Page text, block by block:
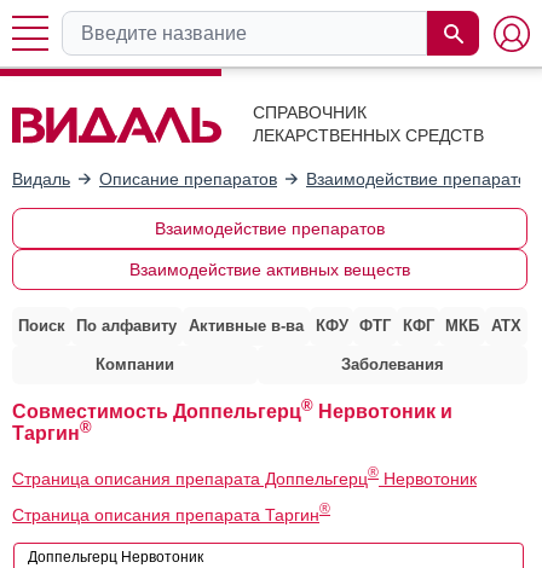
СПРАВОЧНИК
ЛЕКАРСТВЕННЫХ СРЕДСТВ
Видаль Описание препаратов Взаимодействие препаратов
Взаимодействие препаратов
Взаимодействие активных веществ
Поиск По алфавиту Активные в-ва КФУ ФТГ КФГ МКБ АТХ
Компании Заболевания
Совместимость Доппельгерц® Нервотоник и
Таргин®
Страница описания препарата Доппельгерц® Нервотоник
Страница описания препарата Таргин®